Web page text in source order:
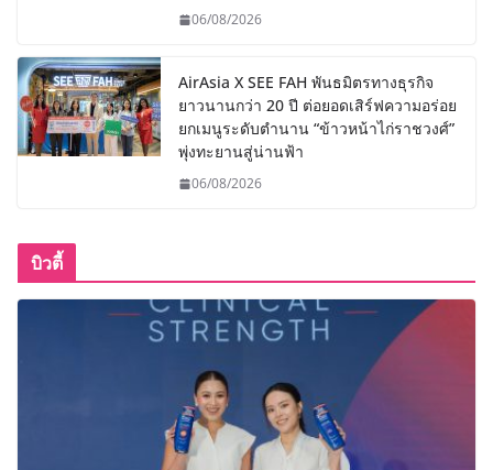
06/08/2026
AirAsia X SEE FAH พันธมิตรทางธุรกิจ
ยาวนานกว่า 20 ปี ต่อยอดเสิร์ฟความอร่อย
ยกเมนูระดับตำนาน “ข้าวหน้าไก่ราชวงศ์”
พุ่งทะยานสู่น่านฟ้า
06/08/2026
บิวตี้